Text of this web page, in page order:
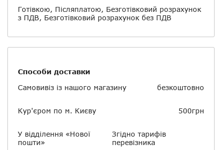
Готівкою, Післяплатою, Безготівковий розрахунок
з ПДВ, Безготівковий розрахунок без ПДВ
Способи доставки
Самовивіз із нашого магазину
безкоштовно
Кур'єром по м. Києву 500грн
У відділення «Нової
пошти»
Згідно тарифів
перевізника